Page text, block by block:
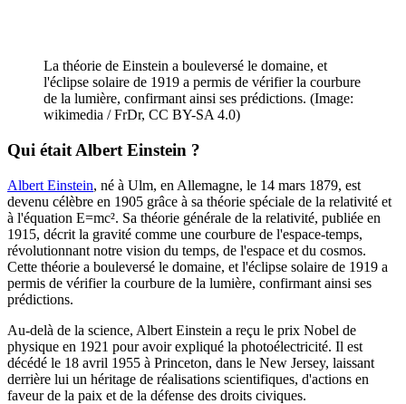
La théorie de Einstein a bouleversé le domaine, et
l'éclipse solaire de 1919 a permis de vérifier la courbure
de la lumière, confirmant ainsi ses prédictions. (Image:
wikimedia / FrDr, CC BY-SA 4.0)
Qui était Albert Einstein ?
Albert Einstein, né à Ulm, en Allemagne, le 14 mars 1879, est
devenu célèbre en 1905 grâce à sa théorie spéciale de la relativité et
à l'équation E=mc². Sa théorie générale de la relativité, publiée en
1915, décrit la gravité comme une courbure de l'espace-temps,
révolutionnant notre vision du temps, de l'espace et du cosmos.
Cette théorie a bouleversé le domaine, et l'éclipse solaire de 1919 a
permis de vérifier la courbure de la lumière, confirmant ainsi ses
prédictions.
Au-delà de la science, Albert Einstein a reçu le prix Nobel de
physique en 1921 pour avoir expliqué la photoélectricité. Il est
décédé le 18 avril 1955 à Princeton, dans le New Jersey, laissant
derrière lui un héritage de réalisations scientifiques, d'actions en
faveur de la paix et de la défense des droits civiques.